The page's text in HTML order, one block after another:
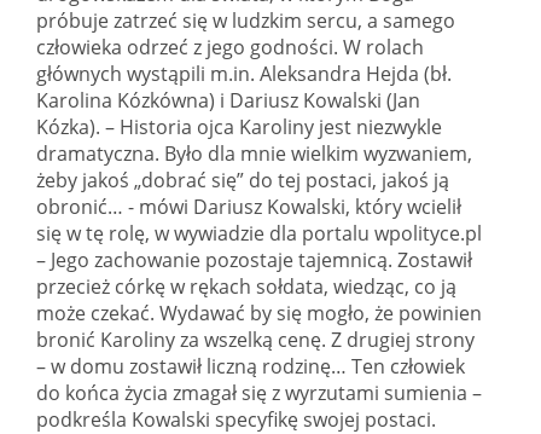
próbuje zatrzeć się w ludzkim sercu, a samego
człowieka odrzeć z jego godności. W rolach
głównych wystąpili m.in. Aleksandra Hejda (bł.
Karolina Kózkówna) i Dariusz Kowalski (Jan
Kózka). – Historia ojca Karoliny jest niezwykle
dramatyczna. Było dla mnie wielkim wyzwaniem,
żeby jakoś „dobrać się” do tej postaci, jakoś ją
obronić… - mówi Dariusz Kowalski, który wcielił
się w tę rolę, w wywiadzie dla portalu wpolityce.pl
– Jego zachowanie pozostaje tajemnicą. Zostawił
przecież córkę w rękach sołdata, wiedząc, co ją
może czekać. Wydawać by się mogło, że powinien
bronić Karoliny za wszelką cenę. Z drugiej strony
– w domu zostawił liczną rodzinę… Ten człowiek
do końca życia zmagał się z wyrzutami sumienia –
podkreśla Kowalski specyfikę swojej postaci.